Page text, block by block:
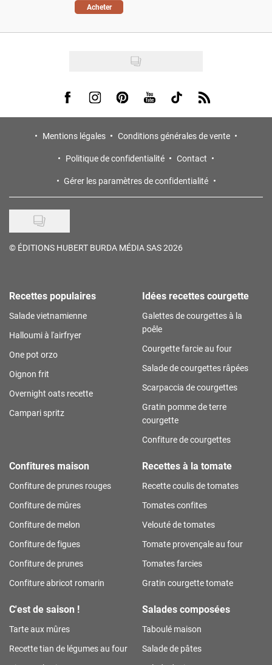
Acheter
Visit us on Facebook
Visit us on Instagram
Visit us on Pinterest
Visit us on Youtube
Visit us on Tiktok
Visit us on Rss
Mentions légales
Conditions générales de vente
Politique de confidentialité
Contact
Gérer les paramètres de confidentialité
© ÉDITIONS HUBERT BURDA MÉDIA SAS 2026
Recettes populaires
Salade vietnamienne
Halloumi à l'airfryer
One pot orzo
Oignon frit
Overnight oats recette
Campari spritz
Idées recettes courgette
Galettes de courgettes à la
poêle
Courgette farcie au four
Salade de courgettes râpées
Scarpaccia de courgettes
Gratin pomme de terre
courgette
Confiture de courgettes
Confitures maison
Confiture de prunes rouges
Confiture de mûres
Confiture de melon
Confiture de figues
Confiture de prunes
Confiture abricot romarin
Recettes à la tomate
Recette coulis de tomates
Tomates confites
Velouté de tomates
Tomate provençale au four
Tomates farcies
Gratin courgette tomate
C'est de saison !
Tarte aux mûres
Recette tian de légumes au four
Salades composées
Taboulé maison
Salade de pâtes